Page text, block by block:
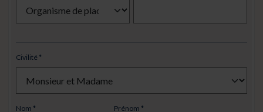
Civilité
Nom Prénom